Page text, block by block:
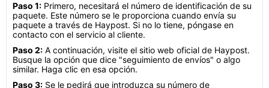
Paso 1: Primero, necesitará el número de identificación de su
paquete. Este número se le proporciona cuando envía su
paquete a través de Haypost. Si no lo tiene, póngase en
contacto con el servicio al cliente.
Paso 2: A continuación, visite el sitio web oficial de Haypost.
Busque la opción que dice "seguimiento de envíos" o algo
similar. Haga clic en esa opción.
Paso 3: Se le pedirá que introduzca su número de